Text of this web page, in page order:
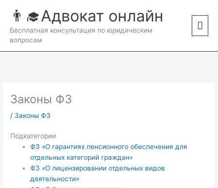
содержимому
👨‍🎓Адвокат онлайн
Бесплатная консультация по юридическим
вопросам
Законы ФЗ
/ Законы ФЗ
Подкатегории
ФЗ «О гарантиях пенсионного обеспечения для
отдельных категорий граждан»
ФЗ «О лицензировании отдельных видов
деятельности»